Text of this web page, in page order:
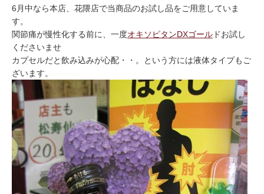
6月中なら本店、花隈店で当商品のお試し品をご用意していま
す。
関節痛が慢性化する前に、一度オキソピタンDXゴール ドお試し
くださいませ
カプセルだと飲み込みが心配・・。という方には液体タイプもご
ざいます。